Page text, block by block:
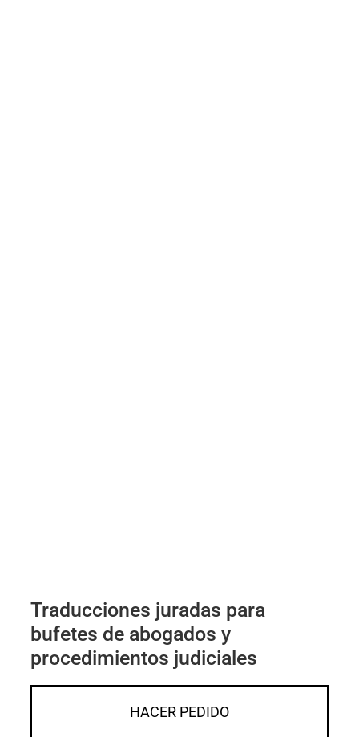
Traducciones juradas para
bufetes de abogados y
procedimientos judiciales
HACER PEDIDO